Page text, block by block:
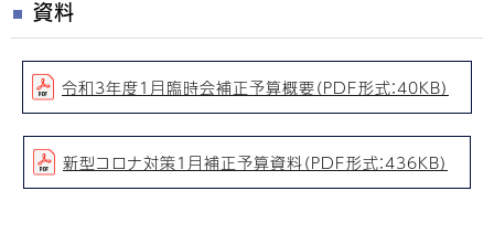
資料
令和3年度1月臨時会補正予算概要（PDF形式：40KB）
新型コロナ対策1月補正予算資料（PDF形式：436KB）